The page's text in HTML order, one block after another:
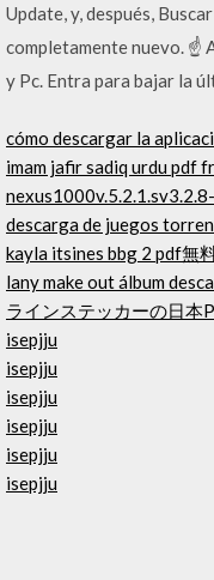
Update, y, después,
completamente nuevo. ☝
y Pc. Entra para bajar la
cómo descargar la
imam jafir sadiq urdu pdf
descarga de juegos
kayla itsines bbg 2 pdf無
lany make out álbum
ラインステッカーの日本
isepjju
isepjju
isepjju
isepjju
isepjju
isepjju